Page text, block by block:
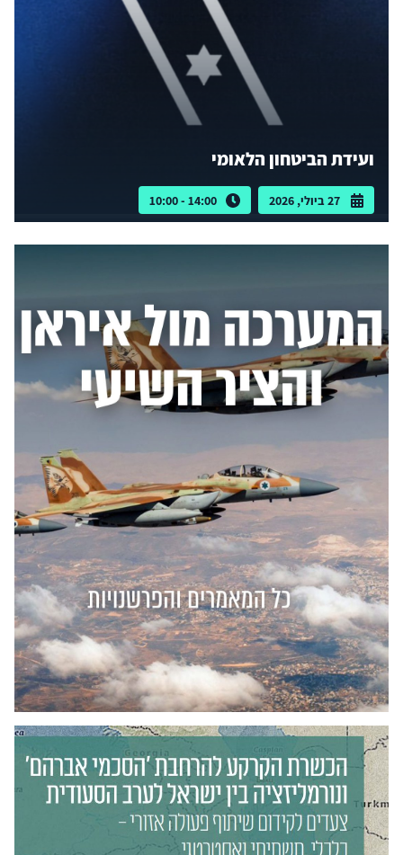
ועידת הביטחון הלאומי
27 ביולי, 2026 14:00 - 10:00